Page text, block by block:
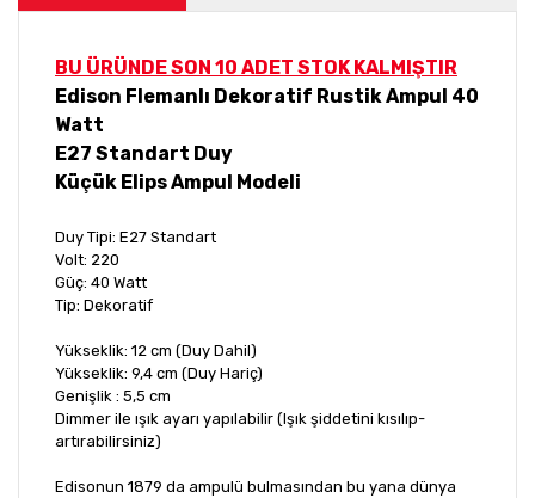
BU ÜRÜNDE SON 10 ADET STOK KALMIŞTIR
Edison Flemanlı Dekoratif Rustik Ampul 40
Watt
E27 Standart Duy
Küçük Elips Ampul Modeli
Duy Tipi: E27 Standart
Volt: 220
Güç: 40 Watt
Tip: Dekoratif
Yükseklik: 12 cm (Duy Dahil)
Yükseklik: 9,4 cm (Duy Hariç)
Genişlik : 5,5 cm
Dimmer ile ışık ayarı yapılabilir (Işık şiddetini kısılıp-
artırabilirsiniz)
Edisonun 1879 da ampulü bulmasından bu yana dünya